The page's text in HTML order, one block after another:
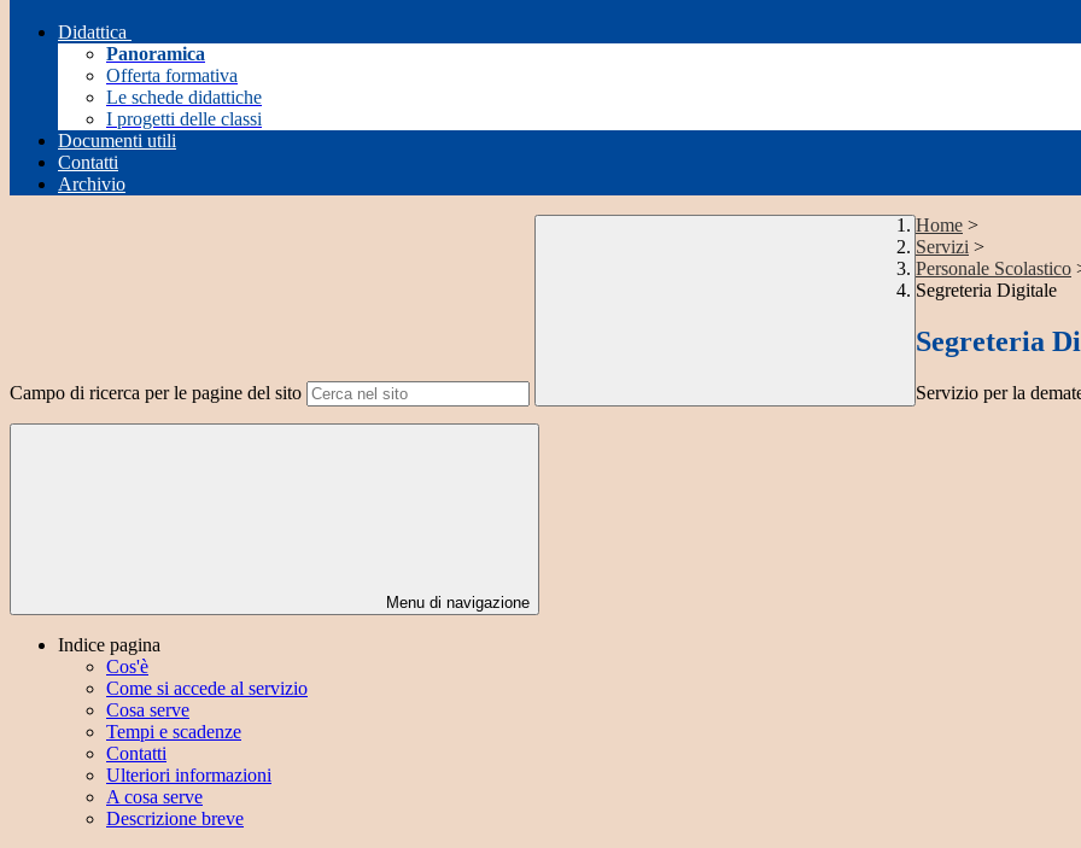
Didattica
Panoramica
Offerta formativa
Le schede didattiche
I progetti delle classi
Documenti utili
Contatti
Archivio
Campo di ricerca per le pagine del sito
Home >
Servizi >
Personale Scolastico
Segreteria Digitale
Segreteria
Servizio per la
Menu di navigazione
Indice pagina
Cos'è
Come si accede al servizio
Cosa serve
Tempi e scadenze
Contatti
Ulteriori informazioni
A cosa serve
Descrizione breve